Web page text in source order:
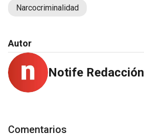
Narcocriminalidad
Autor
Notife Redacción
Comentarios